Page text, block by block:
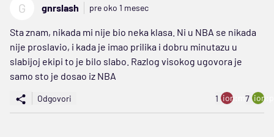
G gnrslash pre oko 1 mesec
Sta znam, nikada mi nije bio neka klasa. Ni u NBA se nikada
nije proslavio, i kada je imao prilika i dobru minutazu u
slabijoj ekipi to je bilo slabo. Razlog visokog ugovora je
samo sto je dosao iz NBA
Odgovori 1 ion:minus
7